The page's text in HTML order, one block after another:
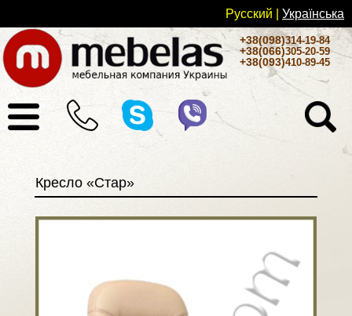
Русский Українськa
+38(098)314-19-84
+38(066)305-20-59
+38(093)410-89-45
Кресло «Стар»